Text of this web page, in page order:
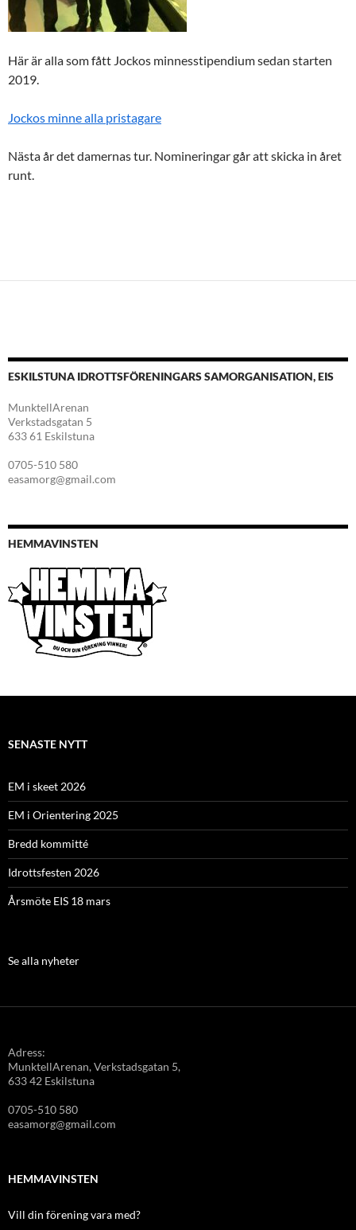
Här är alla som fått Jockos minnesstipendium sedan starten
2019.
Jockos minne alla pristagare
Nästa år det damernas tur. Nomineringar går att skicka in året
runt.
ESKILSTUNA IDROTTSFÖRENINGARS SAMORGANISATION, EIS
MunktellArenan
Verkstadsgatan 5
633 61 Eskilstuna
0705-510 580
easamorg@gmail.com
HEMMAVINSTEN
SENASTE NYTT
EM i skeet 2026
EM i Orientering 2025
Bredd kommitté
Idrottsfesten 2026
Årsmöte EIS 18 mars
Se alla nyheter
Adress:
MunktellArenan, Verkstadsgatan 5,
633 42 Eskilstuna
0705-510 580
easamorg@gmail.com
HEMMAVINSTEN
Vill din förening vara med?